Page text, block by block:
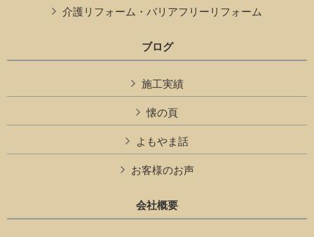
介護リフォーム・バリアフリーリフォーム
ブログ
施工実績
懐の頁
よもやま話
お客様のお声
会社概要